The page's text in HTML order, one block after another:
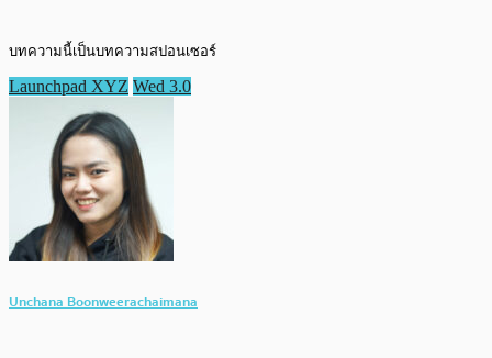
บทความนี้เป็นบทความสปอนเซอร์
Launchpad XYZ Wed 3.0
Unchana Boonweerachaimana